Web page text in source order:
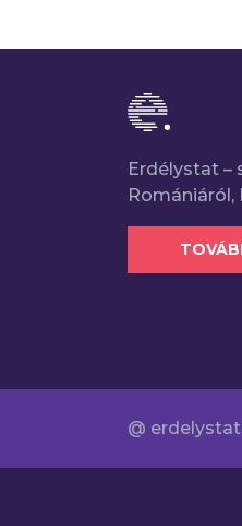
Erdélystat –
Romániáról,
@ erdelystat